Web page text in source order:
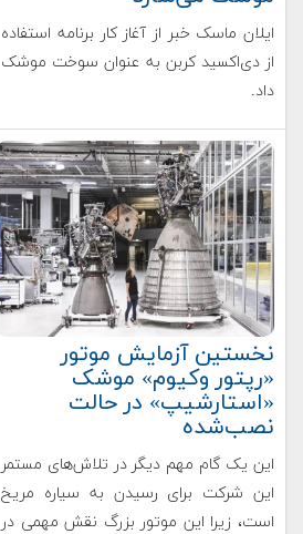
ایلان ماسک خبر از آغاز کار برنامه استفاده
از دی‌اکسید کربن به عنوان سوخت موشک
داد.
نخستین آزمایش موتور
«رپتور وکیوم» موشک
«استارشیپ» در حالت
نصب‌شده
این یک گام مهم دیگر در تلاش‌های مستمر
این شرکت برای رسیدن به سیاره مریخ
است، زیرا این موتور بزرگ نقش مهمی در